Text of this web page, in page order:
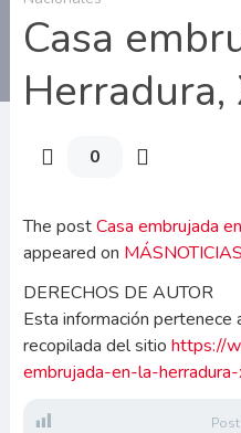
Casa
Herradura,
0
The postCasa embrujada
appeared on MÁSNOTICIAS
DERECHOS DE AUTOR
Esta información pertenece
recopilada del sitio https://
embrujada-en-la-